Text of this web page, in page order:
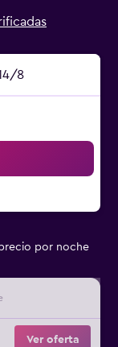
8
por noche
Ver oferta